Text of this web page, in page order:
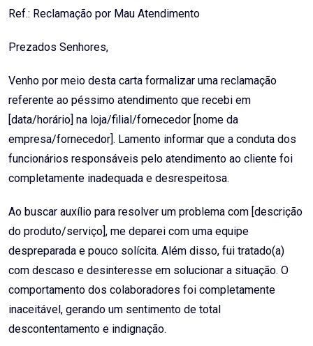
Ref.: Reclamação por Mau Atendimento
Prezados Senhores,
Venho por meio desta carta formalizar uma reclamação
referente ao péssimo atendimento que recebi em
[data/horário] na loja/filial/fornecedor [nome da
empresa/fornecedor]. Lamento informar que a conduta dos
funcionários responsáveis pelo atendimento ao cliente foi
completamente inadequada e desrespeitosa.
Ao buscar auxílio para resolver um problema com [descrição
do produto/serviço], me deparei com uma equipe
despreparada e pouco solícita. Além disso, fui tratado(a)
com descaso e desinteresse em solucionar a situação. O
comportamento dos colaboradores foi completamente
inaceitável, gerando um sentimento de total
descontentamento e indignação.